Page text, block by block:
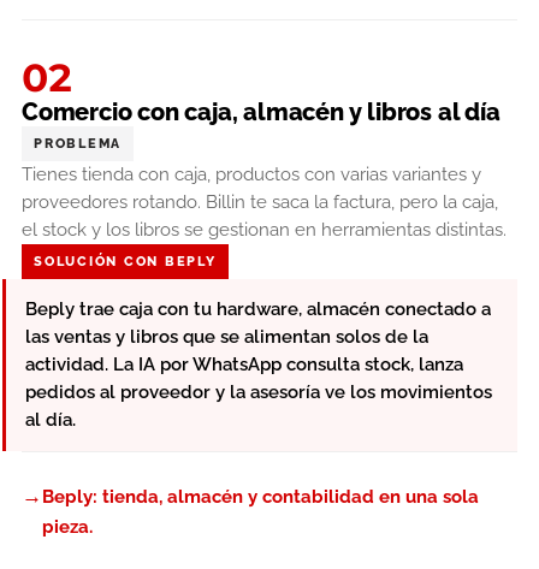
02
Comercio con caja, almacén y libros al día
PROBLEMA
Tienes tienda con caja, productos con varias variantes y
proveedores rotando. Billin te saca la factura, pero la caja,
el stock y los libros se gestionan en herramientas distintas.
SOLUCIÓN CON BEPLY
Beply trae caja con tu hardware, almacén conectado a
las ventas y libros que se alimentan solos de la
actividad. La IA por WhatsApp consulta stock, lanza
pedidos al proveedor y la asesoría ve los movimientos
al día.
→ Beply: tienda, almacén y contabilidad en una sola
pieza.